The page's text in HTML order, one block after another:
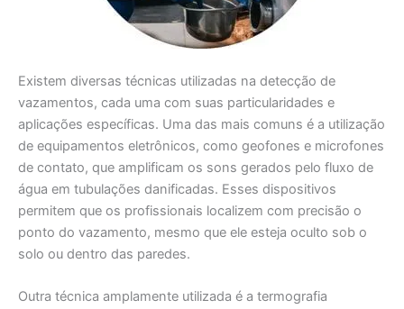
Existem diversas técnicas utilizadas na detecção de
vazamentos, cada uma com suas particularidades e
aplicações específicas. Uma das mais comuns é a utilização
de equipamentos eletrônicos, como geofones e microfones
de contato, que amplificam os sons gerados pelo fluxo de
água em tubulações danificadas. Esses dispositivos
permitem que os profissionais localizem com precisão o
ponto do vazamento, mesmo que ele esteja oculto sob o
solo ou dentro das paredes.
Outra técnica amplamente utilizada é a termografia